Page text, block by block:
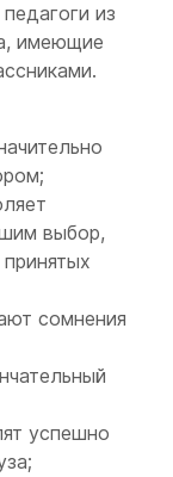
из
имеющие
выбор,
сомнения
успешно